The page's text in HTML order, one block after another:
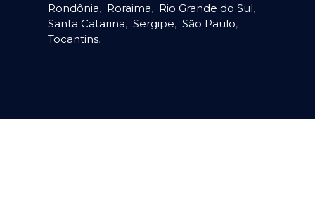
Rondônia, Roraima, Rio Grande do Sul,
Santa Catarina, Sergipe, São Paulo,
Tocantins.